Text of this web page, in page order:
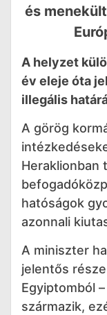
és
A helyzet
év eleje óta
illegális
A görög
Heraklionban
hatóságok
azonnali
A miniszter
jelentős
Egyiptomból
származik,